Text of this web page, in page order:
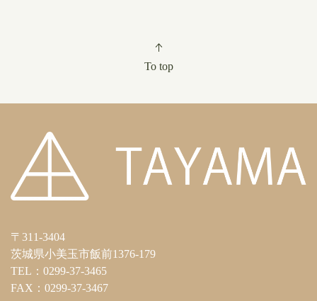
To top
〒311-3404
茨城県小美玉市飯前1376-179
TEL：0299-37-3465
FAX：0299-37-3467